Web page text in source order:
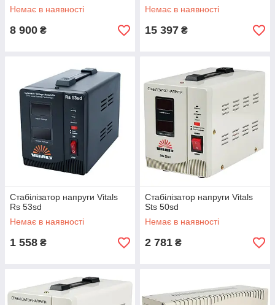
Немає в наявності
8 900 ₴
Немає в наявності
15 397 ₴
Стабілізатор напруги Vitals
Rs 53sd
Немає в наявності
1 558 ₴
Стабілізатор напруги Vitals
Sts 50sd
Немає в наявності
2 781 ₴